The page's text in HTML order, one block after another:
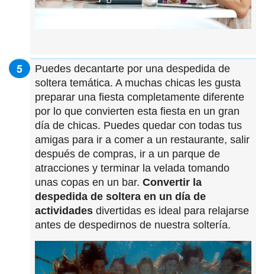
Puedes decantarte por una despedida de
soltera temática. A muchas chicas les gusta
preparar una fiesta completamente diferente
por lo que convierten esta fiesta en un gran
día de chicas. Puedes quedar con todas tus
amigas para ir a comer a un restaurante, salir
después de compras, ir a un parque de
atracciones y terminar la velada tomando
unas copas en un bar. Convertir la
despedida de soltera en un día de
actividades divertidas es ideal para relajarse
antes de despedirnos de nuestra soltería.